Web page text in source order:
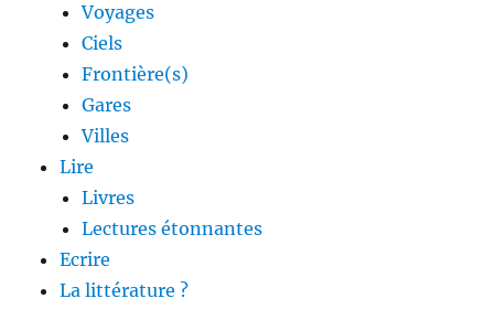
Voyages
Ciels
Frontière(s)
Gares
Villes
Lire
Livres
Lectures étonnantes
Ecrire
La littérature ?